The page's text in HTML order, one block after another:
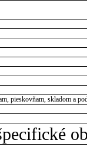
pieskovňam, skladom a